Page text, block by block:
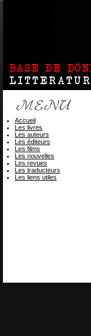
Accueil
Les livres
Les auteurs
Les éditeurs
Les films
Les nouvelles
Les revues
Les traducteurs
Les liens utiles